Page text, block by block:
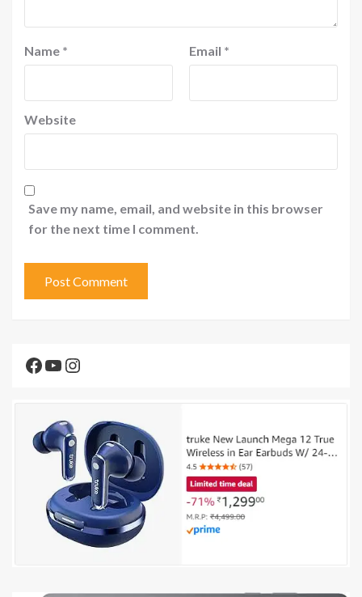
Name * Email *
Website
Save my name, email, and website in this browser
for the next time I comment.
Facebook
YouTube
Instagram